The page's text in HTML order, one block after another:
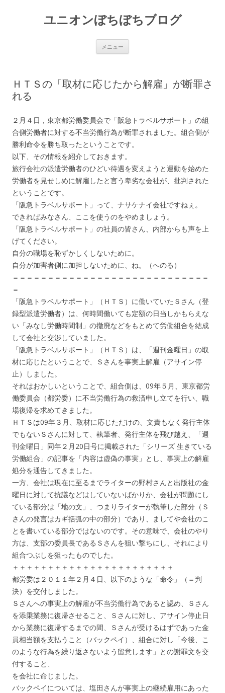
ユニオンぼちぼちブログ
メニュー
へ
ス
ＨＴＳの「取材に応じたから解雇」が断罪さ
れる
２月４日，東京都労働委員会で「阪急トラベルサポート」の組
合側労働者に対する不当労働行為が断罪されました。組合側が
勝利命令を勝ち取ったということです。
以下、その情報を紹介しておきます。
旅行会社の派遣労働者のひどい待遇を変えようと運動を始めた
労働者を見せしめに解雇したと言う卑劣な会社が、批判された
ということです。
「阪急トラベルサポート」って、ナサケナイ会社ですねぇ。
できればみなさん、ここを使うのをやめましょう。
「阪急トラベルサポート」の社員の皆さん、内部からも声を上
げてください。
自分の職場を恥ずかしくしないために。
自分が加害者側に加担しないために、ね。（へのる）
＝＝＝＝＝＝＝＝＝＝＝＝＝＝＝＝＝＝＝＝＝＝＝＝＝＝＝＝
＝
「阪急トラベルサポート」（ＨＴＳ）に働いていたＳさん（登
録型派遣労働者）は、何時間働いても定額の日当しかもらえな
い「みなし労働時間制」の撤廃などをもとめて労働組合を結成
して会社と交渉していました。
「阪急トラベルサポート」（ＨＴＳ）は、「週刊金曜日」の取
材に応じたということで、Ｓさんを事実上解雇（アサイン停
止）しました。
それはおかしいということで、組合側は、09年５月、東京都労
働委員会（都労委）に不当労働行為の救済申し立てを行い、職
場復帰を求めてきました。
ＨＴＳは09年３月、取材に応じただけの、文責もなく発行主体
でもないＳさんに対して、執筆者、発行主体を飛び越え、「週
刊金曜日」同年２月20日号に掲載された「シリーズ 生きている
労働組合」の記事を「内容は虚偽の事実」とし、事実上の解雇
処分を通告してきました。
一方、会社は現在に至るまでライターの野村さんと出版社の金
曜日に対して抗議などはしていないばかりか、会社が問題にし
ている部分は「地の文」、つまりライターが執筆した部分（Ｓ
さんの発言はカギ括弧の中の部分）であり、ましてや会社のこ
とを書いている部分ではないのです。その意味で、会社のやり
方は、支部の委員長であるＳさんを狙い撃ちにし、それにより
組合つぶしを狙ったものでした。
＋＋＋＋＋＋＋＋＋＋＋＋＋＋＋＋＋＋＋＋＋＋＋
都労委は２０１１年２月４日、以下のような「命令」（＝判
決）を交付しました。
Ｓさんへの事実上の解雇が不当労働行為であると認め、Ｓさん
を添乗業務に復帰させること、Ｓさんに対し、アサイン停止日
から業務に復帰するまでの間、Ｓさんが受けるはずであった金
員相当額を支払うこと（バックペイ）、組合に対し「今後、こ
のような行為を繰り返さないよう留意します」との謝罪文を交
付すること、
を会社に命じました。
バックペイについては、塩田さんが事実上の継続雇用にあった